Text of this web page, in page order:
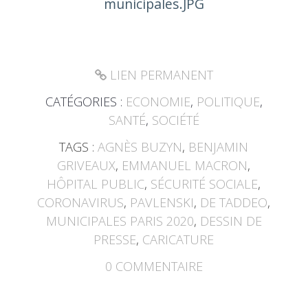
LIEN PERMANENT
CATÉGORIES : ECONOMIE, POLITIQUE,
SANTÉ, SOCIÉTÉ
TAGS :AGNÈS BUZYN, BENJAMIN
GRIVEAUX, EMMANUEL MACRON,
HÔPITAL PUBLIC, SÉCURITÉ SOCIALE,
CORONAVIRUS, PAVLENSKI, DE TADDEO,
MUNICIPALES PARIS 2020, DESSIN DE
PRESSE, CARICATURE
0 COMMENTAIRE